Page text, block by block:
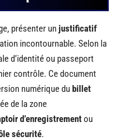
présenter un justificatif
incontournable. Selon la
d’identité ou passeport
contrôle. Ce document
numérique du billet
de la zone
d’enregistrement ou
sécurité.